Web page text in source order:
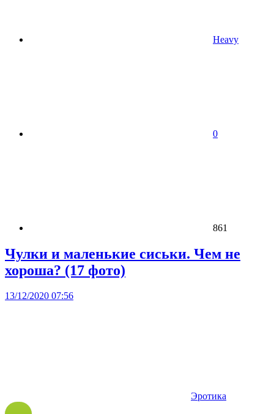
Heavy
0
861
Чулки и маленькие сиськи. Чем не
хороша? (17 фото)
13/12/2020 07:56
Эротика